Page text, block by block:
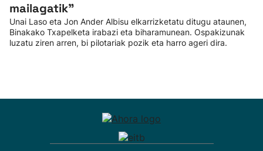
mailagatik”
Unai Laso eta Jon Ander Albisu elkarrizketatu ditugu ataunen,
Binakako Txapelketa irabazi eta biharamunean. Ospakizunak
luzatu ziren arren, bi pilotariak pozik eta harro ageri dira.